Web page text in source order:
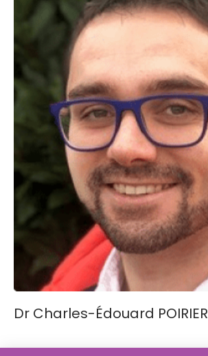
Dr Charles-Édouard POIRIER